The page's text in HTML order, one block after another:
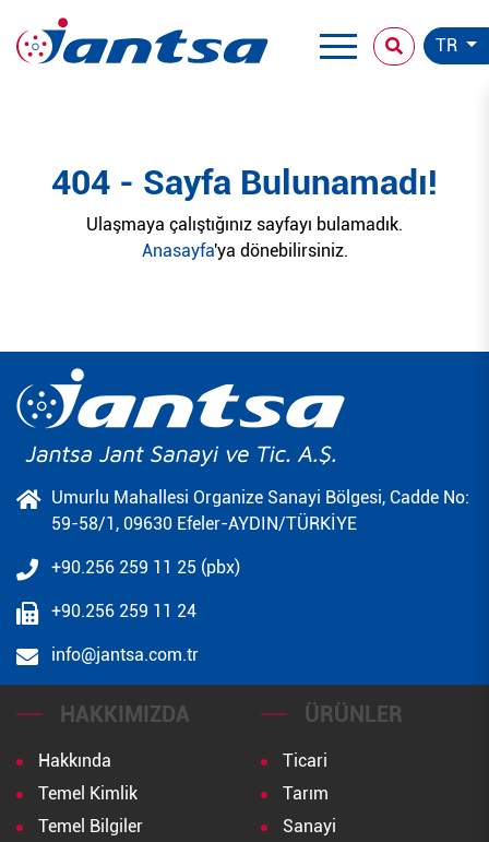
TR
404 - Sayfa Bulunamadı!
Ulaşmaya çalıştığınız sayfayı bulamadık.
Anasayfa'ya dönebilirsiniz.
Umurlu Mahallesi Organize Sanayi Bölgesi, Cadde No:
59-58/1, 09630 Efeler-AYDIN/TÜRKİYE
+90.256 259 11 25 (pbx)
+90.256 259 11 24
info@jantsa.com.tr
HAKKIMIZDA
Hakkında
Temel Kimlik
Temel Bilgiler
ÜRÜNLER
Ticari
Tarım
Sanayi